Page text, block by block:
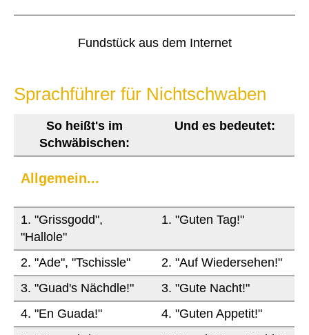
Fundstück aus dem Internet
Sprachführer für Nichtschwaben
So heißt's im
Schwäbischen:
Und es bedeutet:
Allgemein...
1. "Grissgodd",
"Hallole"
1. "Guten Tag!"
2. "Ade", "Tschissle"
2. "Auf Wiedersehen!"
3. "Guad's Nächdle!"
3. "Gute Nacht!"
4. "En Guada!"
4. "Guten Appetit!"